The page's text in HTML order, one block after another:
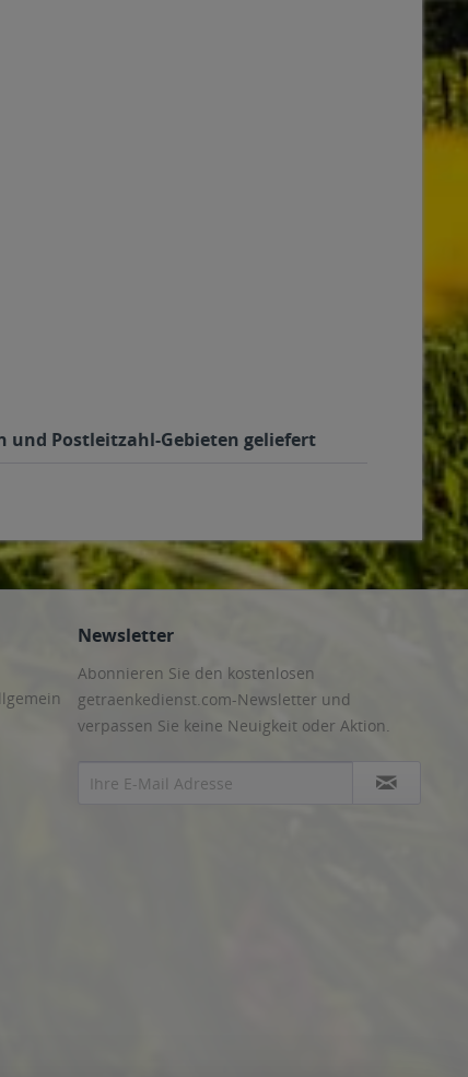
und Postleitzahl-Gebieten geliefert
Newsletter
Abonnieren Sie den kostenlosen
getraenkedienst.com-Newsletter und
verpassen Sie keine Neuigkeit oder Aktion.